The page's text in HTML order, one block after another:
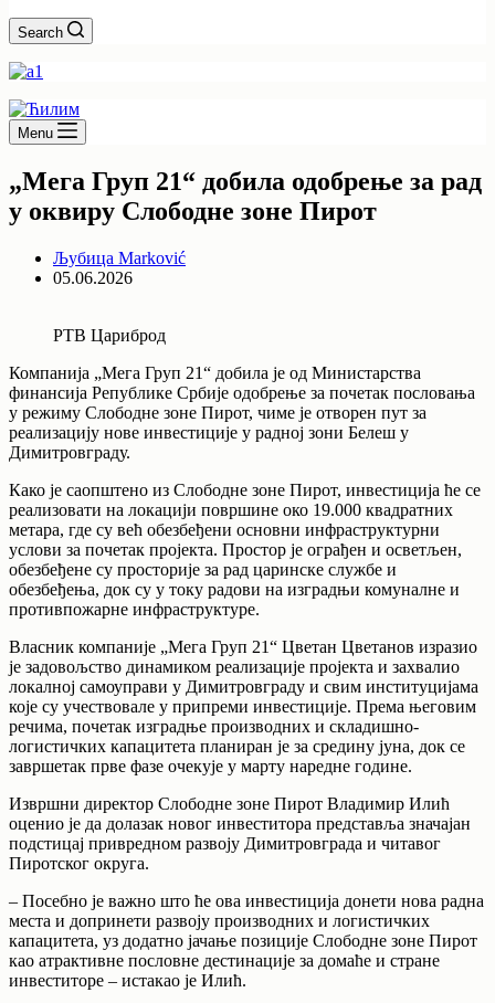
Search
Menu
„Мега Груп 21“ добила одобрење за рад
у оквиру Слободне зоне Пирот
Љубица Marković
05.06.2026
РТВ Цариброд
Компанија „Мега Груп 21“ добила је од Министарства
финансија Републике Србије одобрење за почетак пословања
у режиму Слободне зоне Пирот, чиме је отворен пут за
реализацију нове инвестиције у радној зони Белеш у
Димитровграду.
Како је саопштено из Слободне зоне Пирот, инвестиција ће се
реализовати на локацији површине око 19.000 квадратних
метара, где су већ обезбеђени основни инфраструктурни
услови за почетак пројекта. Простор је ограђен и осветљен,
обезбеђене су просторије за рад царинске службе и
обезбеђења, док су у току радови на изградњи комуналне и
противпожарне инфраструктуре.
Власник компаније „Мега Груп 21“ Цветан Цветанов изразио
је задовољство динамиком реализације пројекта и захвалио
локалној самоуправи у Димитровграду и свим институцијама
које су учествовале у припреми инвестиције. Према његовим
речима, почетак изградње производних и складишно-
логистичких капацитета планиран је за средину јуна, док се
завршетак прве фазе очекује у марту наредне године.
Извршни директор Слободне зоне Пирот Владимир Илић
оценио је да долазак новог инвеститора представља значајан
подстицај привредном развоју Димитровграда и читавог
Пиротског округа.
– Посебно је важно што ће ова инвестиција донети нова радна
места и допринети развоју производних и логистичких
капацитета, уз додатно јачање позиције Слободне зоне Пирот
као атрактивне пословне дестинације за домаће и стране
инвеститоре – истакао је Илић.